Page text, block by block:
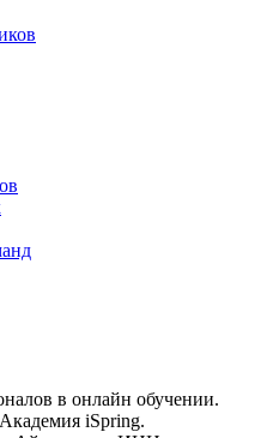
в онлайн обучении.
iSpring.